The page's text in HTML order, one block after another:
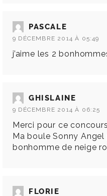
PASCALE
9 DÉCEMBRE 2014 À 05:49
j’aime les 2
GHISLAINE
9 DÉCEMBRE 2014 À 06:25
Merci pour ce
Ma boule Sonny
bonhomme de neige
FLORIE